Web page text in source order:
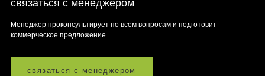
связаться с менеджером
Менеджер проконсультирует по всем вопросам и подготовит
коммерческое предложение
связаться с менеджером